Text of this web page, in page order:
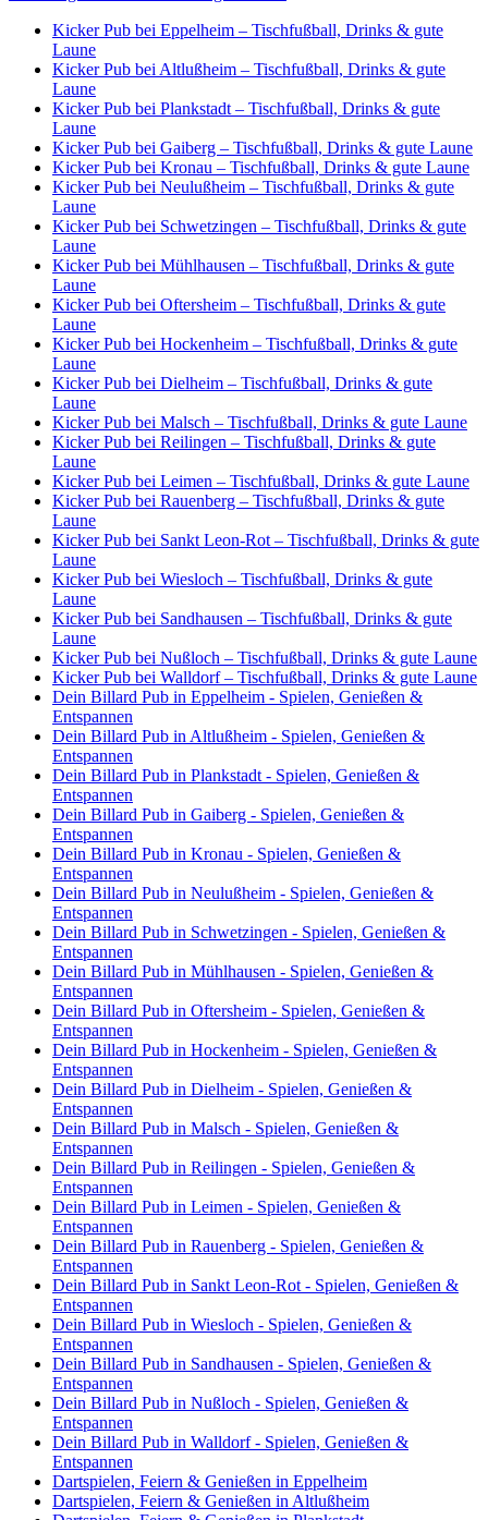
Kicker Pub bei Eppelheim – Tischfußball, Drinks & gute
Laune
Kicker Pub bei Altlußheim – Tischfußball, Drinks & gute
Laune
Kicker Pub bei Plankstadt – Tischfußball, Drinks & gute
Laune
Kicker Pub bei Gaiberg – Tischfußball, Drinks & gute Laune
Kicker Pub bei Kronau – Tischfußball, Drinks & gute Laune
Kicker Pub bei Neulußheim – Tischfußball, Drinks & gute
Laune
Kicker Pub bei Schwetzingen – Tischfußball, Drinks & gute
Laune
Kicker Pub bei Mühlhausen – Tischfußball, Drinks & gute
Laune
Kicker Pub bei Oftersheim – Tischfußball, Drinks & gute
Laune
Kicker Pub bei Hockenheim – Tischfußball, Drinks & gute
Laune
Kicker Pub bei Dielheim – Tischfußball, Drinks & gute
Laune
Kicker Pub bei Malsch – Tischfußball, Drinks & gute Laune
Kicker Pub bei Reilingen – Tischfußball, Drinks & gute
Laune
Kicker Pub bei Leimen – Tischfußball, Drinks & gute Laune
Kicker Pub bei Rauenberg – Tischfußball, Drinks & gute
Laune
Kicker Pub bei Sankt Leon-Rot – Tischfußball, Drinks & gute
Laune
Kicker Pub bei Wiesloch – Tischfußball, Drinks & gute
Laune
Kicker Pub bei Sandhausen – Tischfußball, Drinks & gute
Laune
Kicker Pub bei Nußloch – Tischfußball, Drinks & gute Laune
Kicker Pub bei Walldorf – Tischfußball, Drinks & gute Laune
Dein Billard Pub in Eppelheim - Spielen, Genießen &
Entspannen
Dein Billard Pub in Altlußheim - Spielen, Genießen &
Entspannen
Dein Billard Pub in Plankstadt - Spielen, Genießen &
Entspannen
Dein Billard Pub in Gaiberg - Spielen, Genießen &
Entspannen
Dein Billard Pub in Kronau - Spielen, Genießen &
Entspannen
Dein Billard Pub in Neulußheim - Spielen, Genießen &
Entspannen
Dein Billard Pub in Schwetzingen - Spielen, Genießen &
Entspannen
Dein Billard Pub in Mühlhausen - Spielen, Genießen &
Entspannen
Dein Billard Pub in Oftersheim - Spielen, Genießen &
Entspannen
Dein Billard Pub in Hockenheim - Spielen, Genießen &
Entspannen
Dein Billard Pub in Dielheim - Spielen, Genießen &
Entspannen
Dein Billard Pub in Malsch - Spielen, Genießen &
Entspannen
Dein Billard Pub in Reilingen - Spielen, Genießen &
Entspannen
Dein Billard Pub in Leimen - Spielen, Genießen &
Entspannen
Dein Billard Pub in Rauenberg - Spielen, Genießen &
Entspannen
Dein Billard Pub in Sankt Leon-Rot - Spielen, Genießen &
Entspannen
Dein Billard Pub in Wiesloch - Spielen, Genießen &
Entspannen
Dein Billard Pub in Sandhausen - Spielen, Genießen &
Entspannen
Dein Billard Pub in Nußloch - Spielen, Genießen &
Entspannen
Dein Billard Pub in Walldorf - Spielen, Genießen &
Entspannen
Dartspielen, Feiern & Genießen in Eppelheim
Dartspielen, Feiern & Genießen in Altlußheim